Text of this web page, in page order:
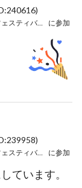
ショパンコンクールフェスティバルin大阪 に参加
ショパンコンクールフェスティバルin大阪 に参加
ています。